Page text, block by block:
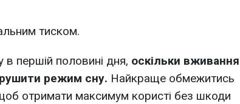
тиском.
першій половині дня, оскільки вживання
режим сну. Найкраще обмежитись
отримати максимум користі без шкоди